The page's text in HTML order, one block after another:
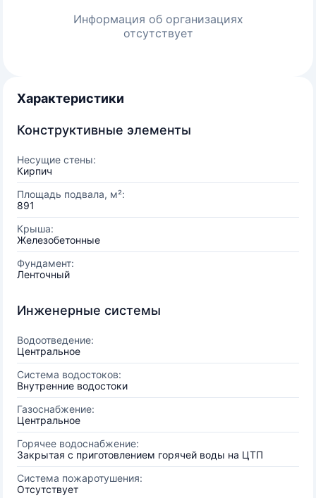
Информация об организациях
отсутствует
Характеристики
Конструктивные элементы
Несущие стены:
Кирпич
Площадь подвала, м²:
891
Крыша:
Железобетонные
Фундамент:
Ленточный
Инженерные системы
Водоотведение:
Центральное
Система водостоков:
Внутренние водостоки
Газоснабжение:
Центральное
Горячее водоснабжение:
Закрытая с приготовлением горячей воды на ЦТП
Система пожаротушения:
Отсутствует